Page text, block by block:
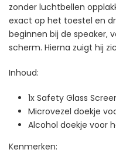
zonder luchtbellen
exact op het toestel en
beginnen bij de speaker,
scherm. Hierna zuigt hij
Inhoud:
1x Safety Glass
Microvezel doekje
Alcohol doekje voor
Kenmerken: